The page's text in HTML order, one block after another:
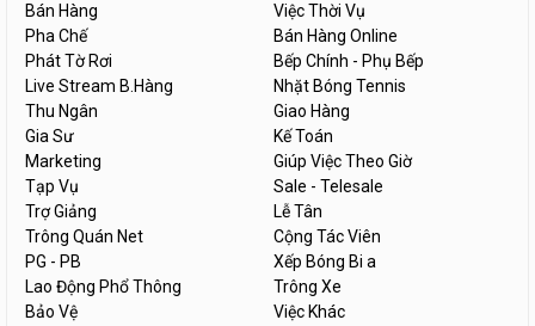
Bán Hàng
Việc Thời Vụ
Pha Chế
Bán Hàng Online
Phát Tờ Rơi
Bếp Chính - Phụ Bếp
Live Stream B.Hàng
Nhặt Bóng Tennis
Thu Ngân
Giao Hàng
Gia Sư
Kế Toán
Marketing
Giúp Việc Theo Giờ
Tạp Vụ
Sale - Telesale
Trợ Giảng
Lễ Tân
Trông Quán Net
Cộng Tác Viên
PG - PB
Xếp Bóng Bi a
Lao Động Phổ Thông
Trông Xe
Bảo Vệ
Việc Khác